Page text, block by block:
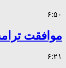
۶:۵۰
موافقت
۶:۲۱